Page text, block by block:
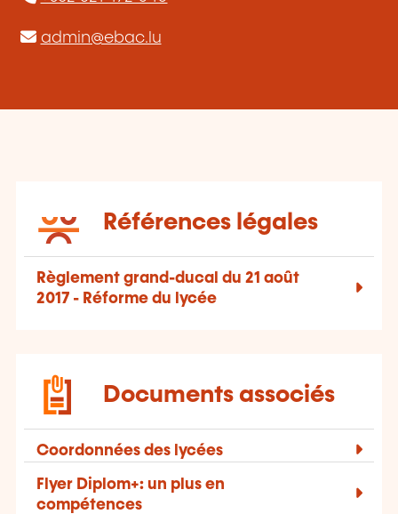
admin@ebac.lu
Références légales
Règlement grand-ducal du 21 août
2017 - Réforme du lycée
Documents associés
Coordonnées des lycées
Flyer Diplom+: un plus en
compétences